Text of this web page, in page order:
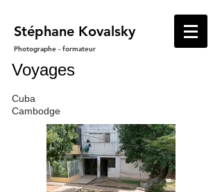
​Stéphane Kovalsky
Photographe - formateur
Voyages
Cuba
Cambodge